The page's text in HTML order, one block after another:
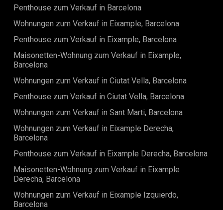
Penthouse zum Verkauf in Barcelona
Wohnungen zum Verkauf in Eixample, Barcelona
Penthouse zum Verkauf in Eixample, Barcelona
Maisonetten-Wohnung zum Verkauf in Eixample,
Barcelona
Wohnungen zum Verkauf in Ciutat Vella, Barcelona
Penthouse zum Verkauf in Ciutat Vella, Barcelona
Wohnungen zum Verkauf in Sant Marti, Barcelona
Wohnungen zum Verkauf in Eixample Derecha,
Barcelona
Penthouse zum Verkauf in Eixample Derecha, Barcelona
Maisonetten-Wohnung zum Verkauf in Eixample
Derecha, Barcelona
Wohnungen zum Verkauf in Eixample Izquierdo,
Barcelona